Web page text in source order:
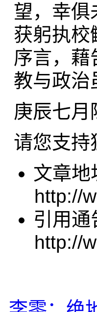
望，幸俱
获躬执校
序言，藉
教与政治
庚辰七月
请您支持
文章地
http://
引用通
http://